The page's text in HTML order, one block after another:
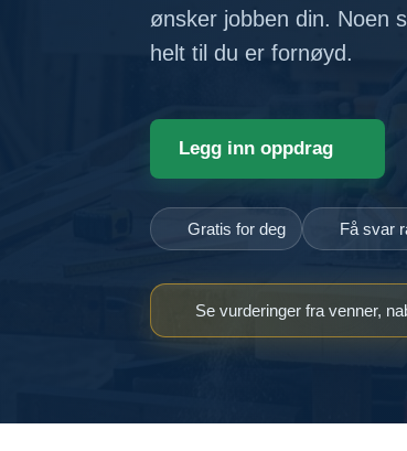
ønsker jobben din. Noen
helt til du er fornøyd.
Legg inn oppdrag
Gratis for deg Få svar
Se vurderinger fra venner,